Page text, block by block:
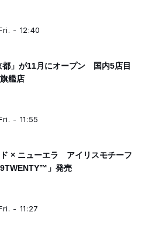
- 12:40
都」が11月にオープン 国内5店目
艦店
- 11:55
× ニューエラ アイリスモチーフ
」発売
- 11:27